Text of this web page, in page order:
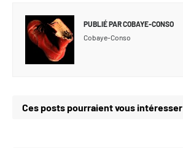
PUBLIÉ PARCOBAYE-CONSO
Cobaye-Conso
Ces posts pourraient vous intéresser